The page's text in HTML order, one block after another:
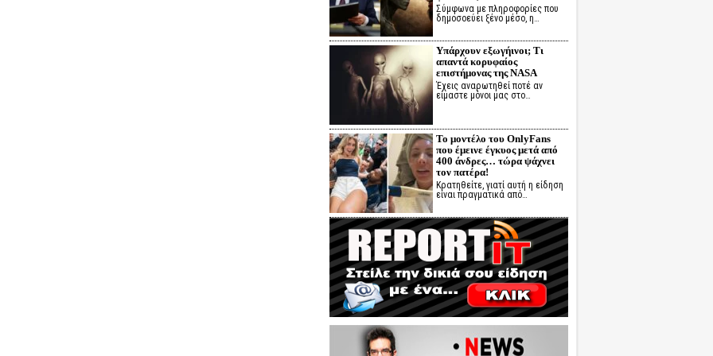
Σύμφωνα με πληροφορίες που
δημοσοεύει ξένο μέσο, η…
Υπάρχουν εξωγήινοι; Τι
απαντά κορυφαίος
επιστήμονας της NASA
Έχεις αναρωτηθεί ποτέ αν
είμαστε μόνοι μας στο…
Το μοντέλο του OnlyFans
που έμεινε έγκυος μετά από
400 άνδρες… τώρα ψάχνει
τον πατέρα!
Κρατηθείτε, γιατί αυτή η είδηση
είναι πραγματικά από…